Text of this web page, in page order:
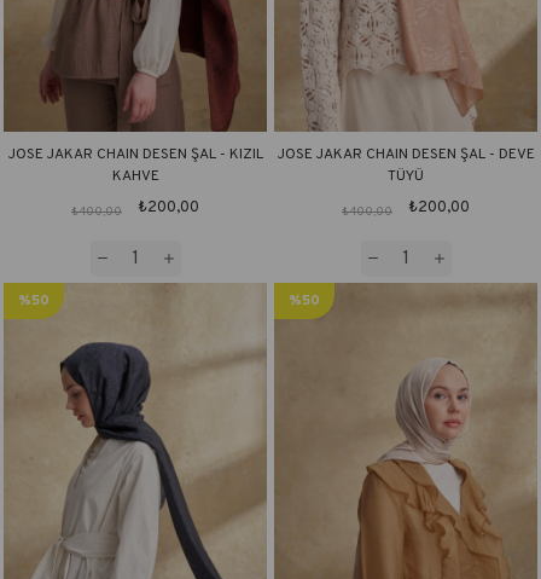
JOSE JAKAR CHAIN DESEN ŞAL - KIZIL
KAHVE
₺200,00
₺400,00
JOSE JAKAR CHAIN DESEN ŞAL - DEVE
TÜYÜ
₺200,00
₺400,00
%50
%50